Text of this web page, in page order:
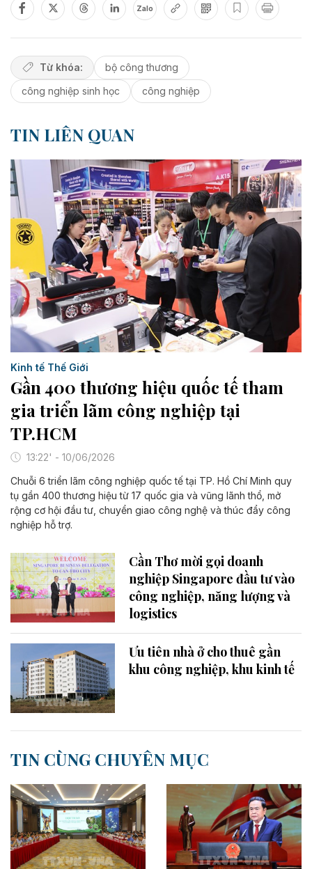
Zalo
Từ khóa:
bộ công thương
công nghiệp sinh học
công nghiệp
TIN LIÊN QUAN
Kinh tế Thế Giới
Gần 400 thương hiệu quốc tế tham
gia triển lãm công nghiệp tại
TP.HCM
13:22' - 10/06/2026
Chuỗi 6 triển lãm công nghiệp quốc tế tại TP. Hồ Chí Minh quy
tụ gần 400 thương hiệu từ 17 quốc gia và vũng lãnh thổ, mở
rộng cơ hội đầu tư, chuyển giao công nghệ và thúc đẩy công
nghiệp hỗ trợ.
Cần Thơ mời gọi doanh
nghiệp Singapore đầu tư vào
công nghiệp, năng lượng và
logistics
Ưu tiên nhà ở cho thuê gần
khu công nghiệp, khu kinh tế
TIN CÙNG CHUYÊN MỤC